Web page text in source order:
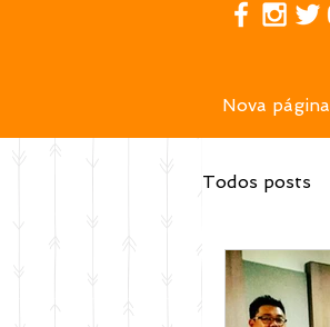
Nova página
Todos posts
vídeos